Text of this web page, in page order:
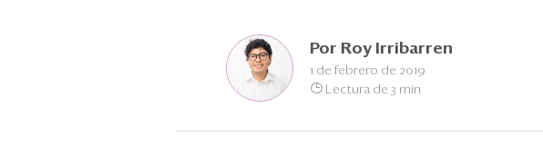
Por Roy Irribarren
1 de febrero de 2019
Lectura de 3 min